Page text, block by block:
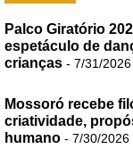
Palco Giratório
espetáculo de
crianças - 7/31/2026
Mossoró recebe
criatividade,
humano - 7/30/2026